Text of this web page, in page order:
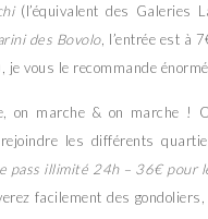
(l’équivalent des Galeries
des Bovolo, l’entrée est à
je vous le recommande
on marche & on marche !
les différents
pass illimité 24h – 36€ pour
facilement des